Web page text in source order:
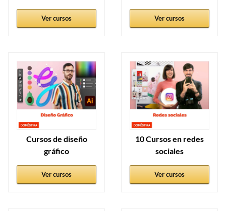
Ver cursos Ver cursos
Cursos de diseño
gráfico
Ver cursos
10 Cursos en redes
sociales
Ver cursos